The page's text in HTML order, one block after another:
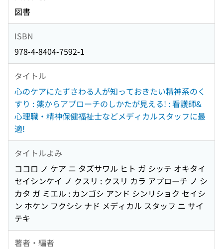
図書
ISBN
978-4-8404-7592-1
タイトル
心のケアにたずさわる人が知っておきたい精神系のく
すり : 薬からアプローチのしかたが見える! : 看護師&
心理職・精神保健福祉士などメディカルスタッフに最
適!
タイトルよみ
ココロ ノ ケア ニ タズサワル ヒト ガ シッテ オキタイ
セイシンケイ ノ クスリ : クスリ カラ アプローチ ノ シ
カタ ガ ミエル : カンゴシ アンド シンリショク セイシ
ン ホケン フクシシ ナド メディカル スタッフ ニ サイ
テキ
著者・編者